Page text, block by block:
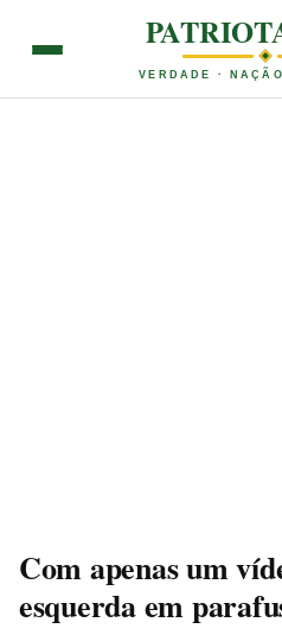
VERDADE ·
Com apenas um
esquerda em